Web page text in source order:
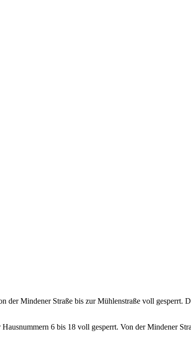
der Mindener Straße bis zur Mühlenstraße voll gesperrt.
6 bis 18 voll gesperrt. Von der Mindener